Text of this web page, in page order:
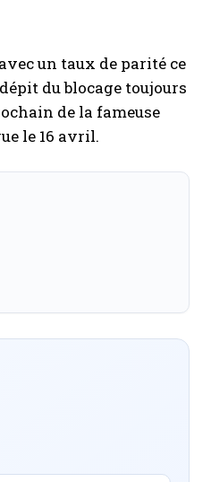
un taux de parité ce
du blocage toujours
de la fameuse
le 16 avril.